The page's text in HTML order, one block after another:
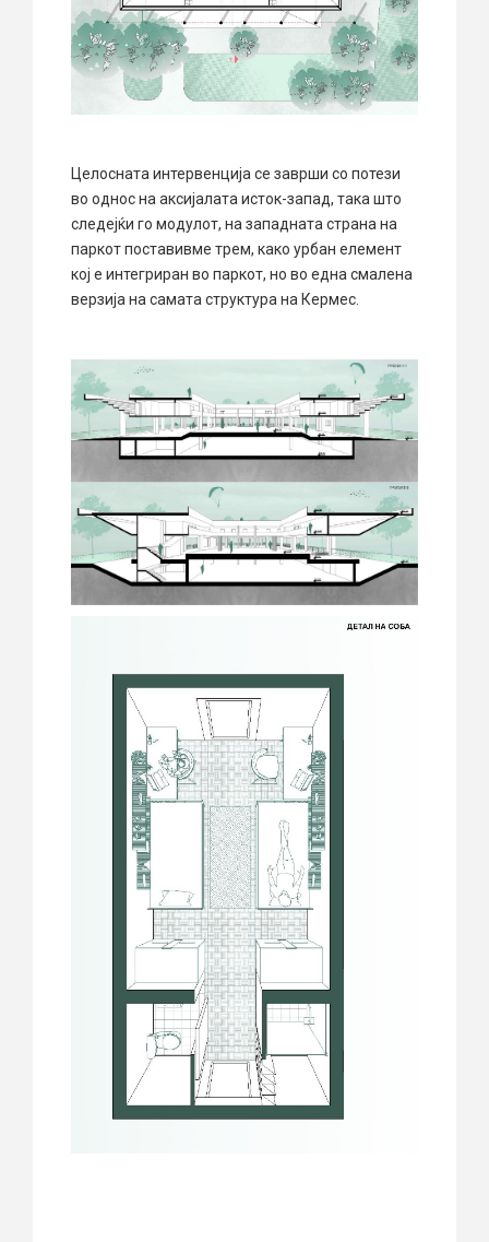
Целосната интервенција се заврши со потези
во однос на аксијалата исток-запад, така што
следејќи го модулот, на западната страна на
паркот поставивме трем, како урбан елемент
кој е интегриран во паркот, но во една смалена
верзија на самата структура на Кермес.